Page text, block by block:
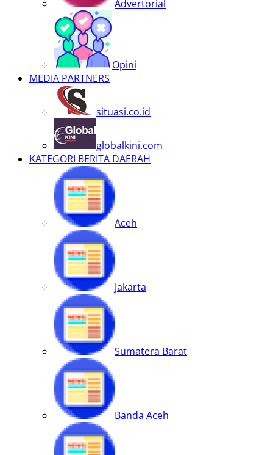
Advertorial
Opini
MEDIA PARTNERS
situasi.co.id
globalkini.com
KATEGORI BERITA DAERAH
Aceh
Jakarta
Sumatera Barat
Banda Aceh